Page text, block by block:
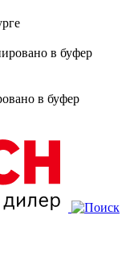
в буфер
в буфер